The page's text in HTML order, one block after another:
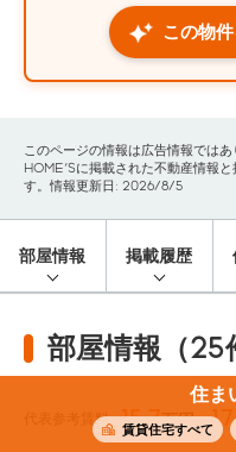
住ま
賃貸住宅すべて
この物
このページの情報は広告情報では
HOME'Sに掲載された不動産情報
す。情報更新日: 2026/8/5
部屋情報 掲載履歴
部屋情報（25
代表参考賃料 15.7万円〜